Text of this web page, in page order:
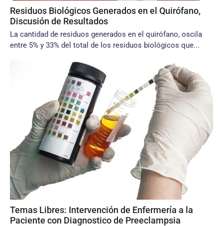
Residuos Biológicos Generados en el Quirófano,
Discusión de Resultados
La cantidad de residuos generados en el quirófano, oscila
entre 5% y 33% del total de los residuos biológicos que...
Temas Libres: Intervención de Enfermería a la
Paciente con Diagnostico de Preeclampsia